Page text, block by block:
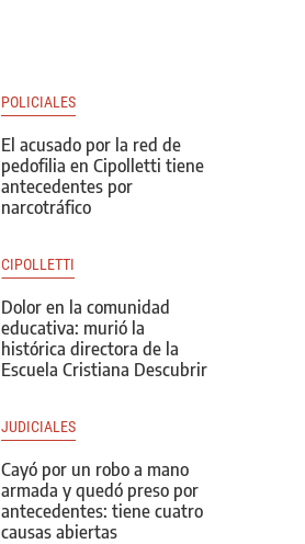
POLICIALES
El acusado por la red de
pedofilia en Cipolletti tiene
antecedentes por
narcotráfico
CIPOLLETTI
Dolor en la comunidad
educativa: murió la
histórica directora de la
Escuela Cristiana Descubrir
JUDICIALES
Cayó por un robo a mano
armada y quedó preso por
antecedentes: tiene cuatro
causas abiertas